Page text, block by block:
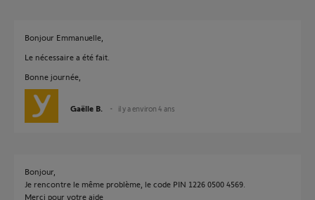
Bonjour Emmanuelle,
Le nécessaire a été fait.
Bonne journée,
Gaëlle B. il y a environ 4 ans
Bonjour,
Je rencontre le même problème, le code PIN 1226 0500 4569.
Merci pour votre aide